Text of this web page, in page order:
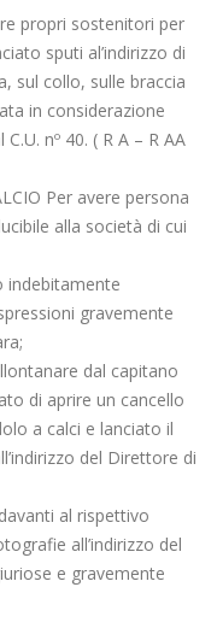
propri sostenitori per
sputi al’indirizzo di
sul collo, sulle braccia
in considerazione
nº 40. ( R A – R AA
Per avere persona
alla società di cui
indebitamente
gravemente
dal capitano
di aprire un cancello
a calci e lanciato il
del Direttore di
al rispettivo
all’indirizzo del
e gravemente